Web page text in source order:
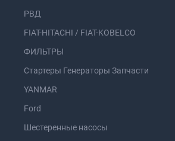
РВД
FIAT-HITACHI / FIAT-KOBELCO
ФИЛЬТРЫ
Стартеры Генераторы Запчасти
YANMAR
Ford
Шестеренные насосы